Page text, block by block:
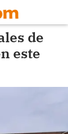
de
este